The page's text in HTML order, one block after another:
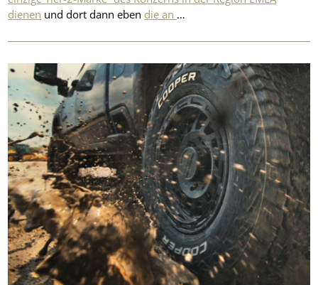
dienen und dort dann eben die an …